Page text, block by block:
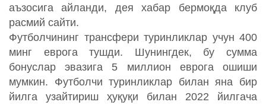
аъзосига айланди, дея хабар бермоқда клуб
расмий сайти.
Футболчининг трансфери туринликлар учун 400
минг еврога тушди. Шунингдек, бу сумма
бонуслар эвазига 5 миллион еврога ошиши
мумкин. Футболчи туринликлар билан яна бир
йилга узайтириш ҳуқуқи билан 2022 йилгача